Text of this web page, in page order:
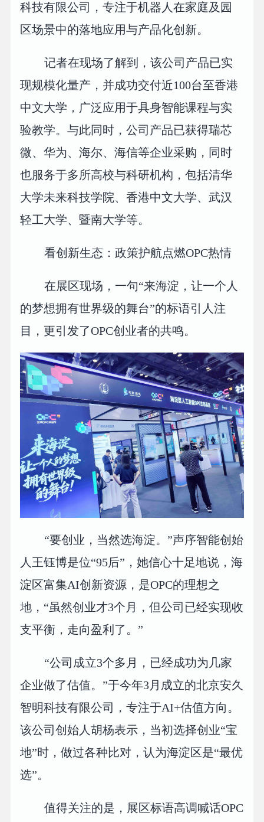
科技有限公司，专注于机器人在家庭及园
区场景中的落地应用与产品化创新。
记者在现场了解到，该公司产品已实
现规模化量产，并成功交付近100台至香港
中文大学，广泛应用于具身智能课程与实
验教学。与此同时，公司产品已获得瑞芯
微、华为、海尔、海信等企业采购，同时
也服务于多所高校与科研机构，包括清华
大学未来科技学院、香港中文大学、武汉
轻工大学、暨南大学等。
看创新生态：政策护航点燃OPC热情
在展区现场，一句“来海淀，让一个人
的梦想拥有世界级的舞台”的标语引人注
目，更引发了OPC创业者的共鸣。
“要创业，当然选海淀。”声序智能创始
人王钰博是位“95后”，她信心十足地说，海
淀区富集AI创新资源，是OPC的理想之
地，“虽然创业才3个月，但公司已经实现收
支平衡，走向盈利了。”
“公司成立3个多月，已经成功为几家
企业做了估值。”于今年3月成立的北京安久
智明科技有限公司，专注于AI+估值方向。
该公司创始人胡杨表示，当初选择创业“宝
地”时，做过各种比对，认为海淀区是“最优
选”。
值得关注的是，展区标语高调喊话OPC